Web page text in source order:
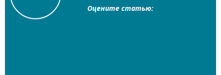
Оцените статью: